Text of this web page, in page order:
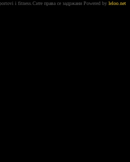
i fitness.Сите права се задржани Powered by leloo.net